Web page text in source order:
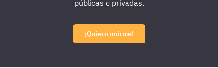
públicas o privadas.
¡Quiero unirme!